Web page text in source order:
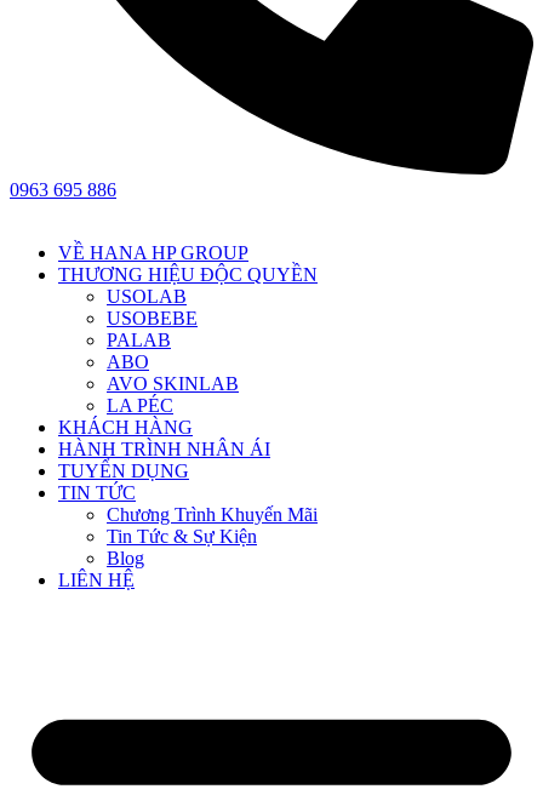
0963 695 886
VỀ HANA HP GROUP
THƯƠNG HIỆU ĐỘC QUYỀN
USOLAB
USOBEBE
PALAB
ABO
AVO SKINLAB
LA PÉC
KHÁCH HÀNG
HÀNH TRÌNH NHÂN ÁI
TUYỂN DỤNG
TIN TỨC
Chương Trình Khuyến Mãi
Tin Tức & Sự Kiện
Blog
LIÊN HỆ